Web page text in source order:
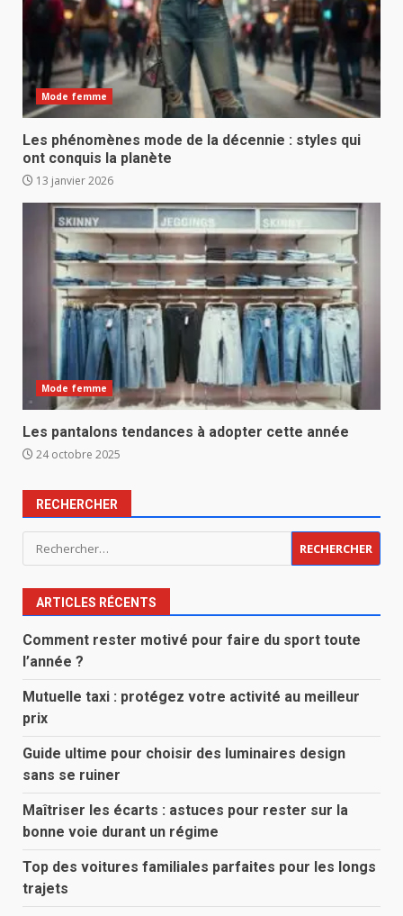
Mode femme
Les phénomènes mode de la décennie : styles qui
ont conquis la planète
13 janvier 2026
Mode femme
Les pantalons tendances à adopter cette année
24 octobre 2025
RECHERCHER
Rechercher :
ARTICLES RÉCENTS
Comment rester motivé pour faire du sport toute
l’année ?
Mutuelle taxi : protégez votre activité au meilleur
prix
Guide ultime pour choisir des luminaires design
sans se ruiner
Maîtriser les écarts : astuces pour rester sur la
bonne voie durant un régime
Top des voitures familiales parfaites pour les longs
trajets